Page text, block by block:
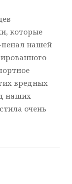
которые
нашей
вредных
наших
очень